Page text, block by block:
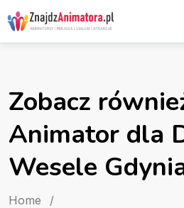
Skip
to
content
Zobacz
Animator dla
Wesele
Home
/